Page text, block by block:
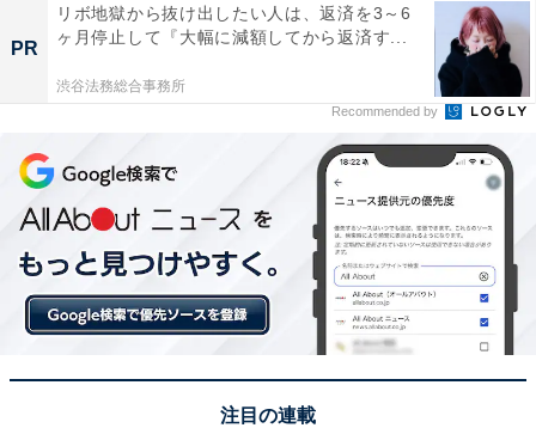
石川と岐阜を結ぶ山岳観光道路が圧倒的1位に。冬期は
通行止めとなりますが、入口付近からの景色や白山麓の
雄大な冬の自然を象徴する場所として認知されていま
す。手つかずの原生林が雪に覆われ、いくつもの滝が氷
結する様子は、まさに北陸を代表する秘境の風景です。
回答者からは「冬は空気が澄んでいて、キレイな景色が
楽しめそうだから」（30代女性／神奈川県）、「紅葉ス
ポットとして有名だが、冬ならではの雪がたくさん積も
った景色が見てみたい」（30代女性／東京都）、「雪景
PR
リボ地獄から抜け出したい人は、返済を3～6
ヶ月停止して『大幅に減額してから返済す...
渋谷法務総合事務所
Recommended by
注目の連載